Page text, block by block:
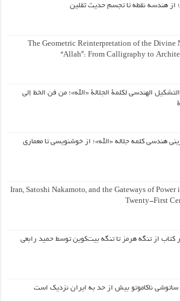
از هندسه نقطه تا تجسم حدیث ثقلین
The Geometric Reinterpretation of the Divine
“Allah”: From Calligraphy to
التشكيل الهندسي لكلمة الجلالة «الله»؛ من فن الخط إلى
هندسی کلمه جلاله «الله»؛ از خوشنویسی تا معماری
Iran, Satoshi Nakamoto, and the Gateways of Power
Twenty-First
کتاب از تنگه هرمز تا تنگه بیت‌کوین توسط حمید رابعی
ساتوشی ناکاموتو بیش از حد به ایران نزدیک است